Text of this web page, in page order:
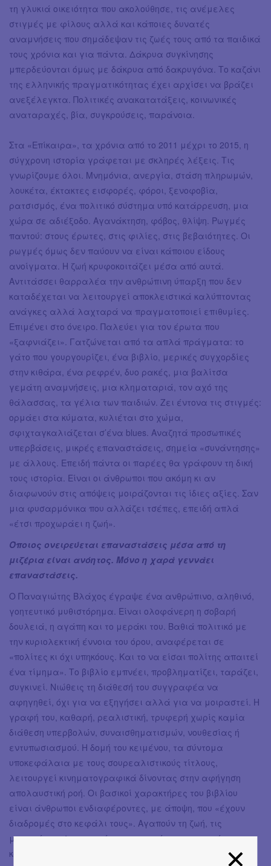
τη γλυκιά οικειότητα που ακολούθησε, τις ανέμελες
στιγμές με φίλους αλλά και κάποιες δυνατές
αναμνήσεις που σημάδεψαν τις ζωές τους από τα παιδικά
τους χρόνια και για πάντα. Δάκρυα συγκίνησης
μπερδεύονται όμως με δάκρυα από δακρυγόνα. Το καζάνι
της ελληνικής πραγματικότητας έχει αρχίσει να βράζει
ανεξέλεγκτα. Πολιτικές ανακατατάξεις, κοινωνικές
αναταραχές, βία, συγκρούσεις, παράνοια.
Στα «Επίκαιρα», τα χρόνια από το 2011 μέχρι το 2015, η
σύγχρονη ιστορία γράφεται με σκληρές λέξεις. Τις
γνωρίζουμε όλοι. Mνημόνια, ανεργία, στάση πληρωμών,
λουκέτα, έκτακτες εισφορές, φόροι, ξενοφοβία,
ρατσισμός, ένα πολιτικό σύστημα υπό κατάρρευση, μια
χώρα σε αδιέξοδο. Αγανάκτηση, φόβος, θλίψη. Ρωγμές
παντού: στους έρωτες, στις φιλίες, στις βεβαιότητες. Οι
ρωγμές όμως δεν παύουν να είναι κάποιου είδους
ανοίγματα. Η ζωή κρυφοκοιτάζει μέσα από αυτά.
Αντιτάσσει θαρραλέα την ανθρώπινη ύπαρξη που δεν
καταδέχεται να λειτουργεί αποκλειστικά καλύπτοντας
ανάγκες αλλά λαχταρά να πραγματοποιεί επιθυμίες.
Επιμένει στο όνειρο. Παλεύει για τον έρωτα που
«ξαφνιάζει». Γατζώνεται από τα απλά πράγματα: το
γάτο που γουργουρίζει, ένα βιβλίο, μερικές συγχορδίες
στην κιθάρα, ένα ρεφρέν, δυο ρακές, μια βαλίτσα
γεμάτη αναμνήσεις, μια κληματαριά, τον αχό της
θάλασσας, τα γέλια των παιδιών. Ζει έντονα τις στιγμές:
ορμάει στα κύματα, κυλιέται στο χώμα,
σφιχταγκαλιάζεται σ’ένα blues. Αναζητά προσωπικές
υπερβάσεις, μικρές επαναστάσεις, σημεία «συνάντησης»
με άλλους. Επειδή πάντα οι παρέες θα γράφουν τη δική
τους ιστορία. Είναι οι άνθρωποι που ακόμη κι αν
διαφωνούν στις απόψεις μοιράζονται τις ίδιες αξίες. Σαν
μια φυσαρμόνικα που αλλάζει τσέπες, επειδή απλά
«έτσι προχωράει η ζωή».
Όποιος ονειρεύεται επαναστάσεις μέσα από τη
μιζέρια είναι ανόητος. Μόνο η χαρά γεννάει
επαναστάσεις.
Ο Παναγιώτης Βλάχος έγραψε ένα ανθρώπινο, αληθινό,
γοητευτικό μυθιστόρημα. Είναι ολοφάνερη η σοβαρή
δουλειά, η αγάπη και το μεράκι του. Βαθιά πολιτικό με
την κυριολεκτική έννοια του όρου, αναφέρεται σε
«πολίτες κι όχι υπηκόους. Και το να είσαι πολίτης απαιτεί
ένα τίμημα». Το βιβλίο εμπνέει, προβληματίζει, ταράζει,
συγκινεί. Νιώθεις τη διάθεσή του συγγραφέα να
αφηγηθεί, όχι για να εξηγήσει αλλά για να μοιραστεί. Η
γραφή του, καθαρή, ρεαλιστική, τρυφερή χωρίς καμία
διάθεση υπερβολών, συναισθηματισμών, νουθεσίας ή
εντυπωσιασμού. Η δομή του κειμένου, τα σύντομα
υποκεφάλαια με τους σουρεαλιστικούς τίτλους,
λειτουργεί κινηματογραφικά δίνοντας στην αφήγηση
απολαυστική ροή. Οι βασικοί χαρακτήρες του βιβλίου
είναι άνθρωποι ενδιαφέροντες, με άποψη, που «έχουν
διαδρομές στο κεφάλι τους». Αγαπούν τη ζωή, τις
μουσικές, τη λογοτεχνία και την ποίηση και σε κάνουν
κοινωνό στις αγάπες τους. Είναι πολύ πιθανό να πιάσεις